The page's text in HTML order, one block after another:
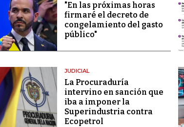
"En las próximas horas
firmaré el decreto de
congelamiento del gasto
público"
JUDICIAL
La Procuraduría
intervino en sanción que
iba a imponer la
Superindustria contra
Ecopetrol